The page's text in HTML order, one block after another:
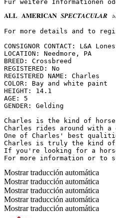
Für weitere Informationen
𝐀𝐋𝐋 𝐀𝐌𝐄𝐑𝐈𝐂𝐀𝐍 𝑺𝑷𝑬𝑪𝑻𝑨𝑪𝑼𝑳𝑨𝑹
For more details and to
CONSIGNOR CONTACT: L&A
LOCATION: Needmore, PA
BREED: Crossbreed
REGISTERED: No
REGISTERED NAME: Charles
COLOR: Bay and white paint
HEIGHT: 14.1
AGE: 5
GENDER: Gelding
Charles is the kind of
Charles rides around with
One of Charles' best
Charles is truly the kind of
If you're looking for a
For more information or to
Mostrar traducción automática
Mostrar traducción automática
Mostrar traducción automática
Mostrar traducción automática
Mostrar traducción automática